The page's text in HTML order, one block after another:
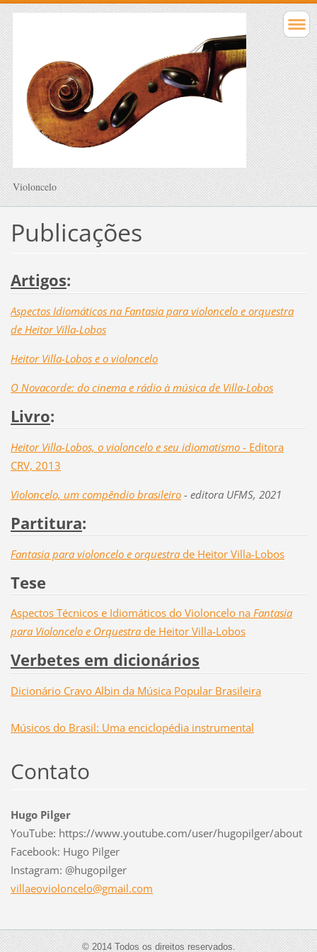
Violoncelo
Publicações
Artigos:
Aspectos Idiomáticos na Fantasia para violoncelo e orquestra
de Heitor Villa-Lobos
Heitor Villa-Lobos e o violoncelo
O Novacorde: do cinema e rádio à música de Villa-Lobos
Livro:
Heitor Villa-Lobos, o violoncelo e seu idiomatismo- Editora
CRV, 2013
Violoncelo, um compêndio brasileiro- editora UFMS, 2021
Partitura:
Fantasia para violoncelo e orquestra de Heitor Villa-Lobos
Tese
Aspectos Técnicos e Idiomáticos do Violoncelo na Fantasia
para Violoncelo e Orquestrade Heitor Villa-Lobos
Verbetes em dicionários
Dicionário Cravo Albin da Música Popular Brasileira
Músicos do Brasil: Uma enciclopédia instrumental
Contato
Hugo Pilger
YouTube: https://www.youtube.com/user/hugopilger/about
Facebook: Hugo Pilger
Instagram: @hugopilger
villaeovioloncelo@gmail.com
© 2014 Todos os direitos reservados.